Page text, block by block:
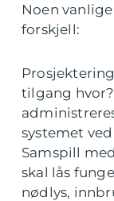
Noen
forskjell:
tilgang
systemet
Samspill
skal lås
nødlys,